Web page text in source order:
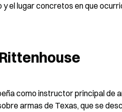
el lugar concretos en que
como instructor principal de
armas de Texas, que se